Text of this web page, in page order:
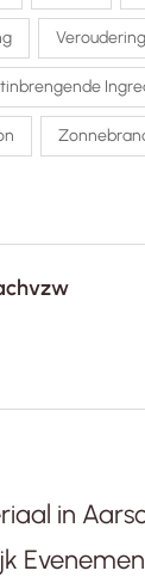
Veroudering
in